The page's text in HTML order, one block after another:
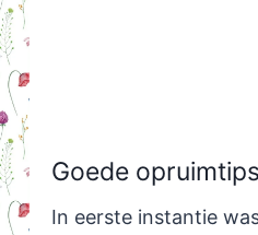
Goede opruimtips
In eerste instantie